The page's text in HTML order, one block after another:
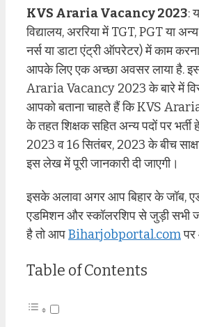
KVS Araria Vacancy 2023:
विद्यालय, अररिया में TGT, PGT या
नर्स या डाटा एंट्री ऑपरेटर) में काम
आपके लिए एक अच्छा अवसर लाया है.
Araria Vacancy 2023 के बारे में
आपको बताना चाहते हैं कि KVS
के तहत शिक्षक सहित अन्य पदों पर भर्ती
2023 व 16 सितंबर, 2023 के बीच
इस लेख में पूरी जानकारी दी जाएगी।
इसके अलावा अगर आप बिहार के जॉब,
एडमिशन और स्कॉलरशिप से जुड़ी सभी
है तो आपBiharjobportal.comपर
Table of Contents